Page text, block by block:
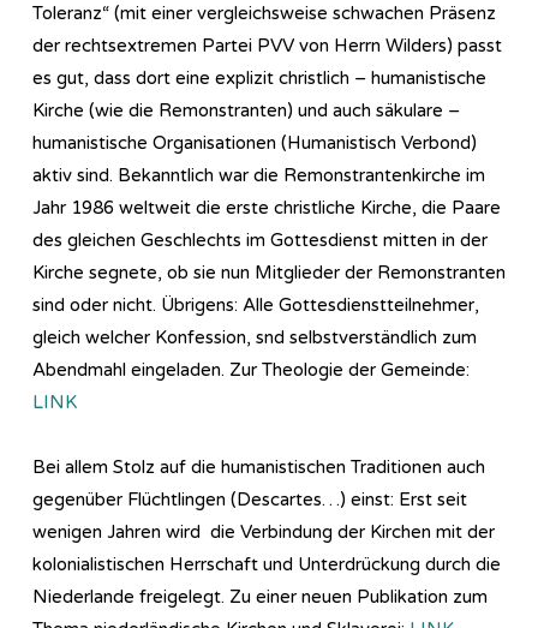
Toleranz“ (mit einer vergleichsweise schwachen Präsenz
der rechtsextremen Partei PVV von Herrn Wilders) passt
es gut, dass dort eine explizit christlich – humanistische
Kirche (wie die Remonstranten) und auch säkulare –
humanistische Organisationen (Humanistisch Verbond)
aktiv sind. Bekanntlich war die Remonstrantenkirche im
Jahr 1986 weltweit die erste christliche Kirche, die Paare
des gleichen Geschlechts im Gottesdienst mitten in der
Kirche segnete, ob sie nun Mitglieder der Remonstranten
sind oder nicht. Übrigens: Alle Gottesdienstteilnehmer,
gleich welcher Konfession, snd selbstverständlich zum
Abendmahl eingeladen. Zur Theologie der Gemeinde:
LINK
Bei allem Stolz auf die humanistischen Traditionen auch
gegenüber Flüchtlingen (Descartes…) einst: Erst seit
wenigen Jahren wird die Verbindung der Kirchen mit der
kolonialistischen Herrschaft und Unterdrückung durch die
Niederlande freigelegt. Zu einer neuen Publikation zum